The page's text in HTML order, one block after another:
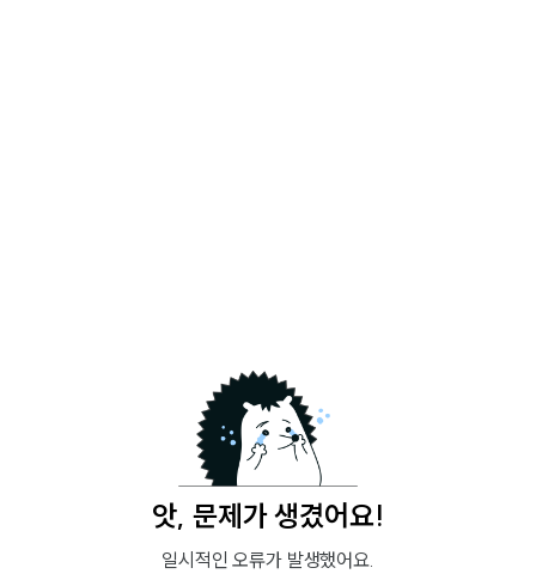
앗, 문제가 생겼어요!
일시적인 오류가 발생했어요.